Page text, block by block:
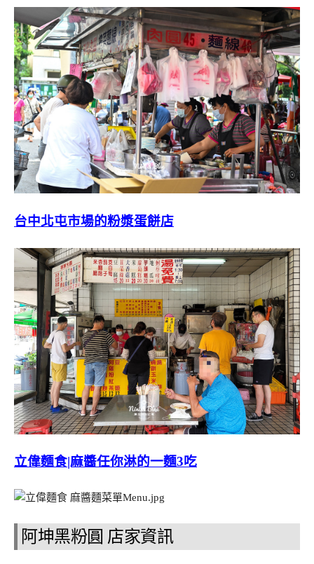
台中北屯市場的粉漿蛋餅店
立偉麵食|麻醬任你淋的一麵3吃
阿坤黑粉圓 店家資訊